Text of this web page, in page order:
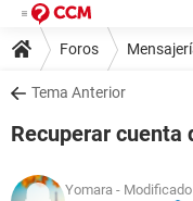
Foros
Tema Anterior
Recuperar cuenta
Yomara -